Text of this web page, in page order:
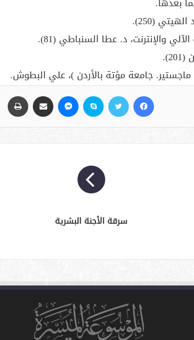
(250).
والإنترنت، د. عطا السنباطي (81).
جامعة مؤتة بالأردن )، علي البطوش.
سرقة الأجنة البشرية